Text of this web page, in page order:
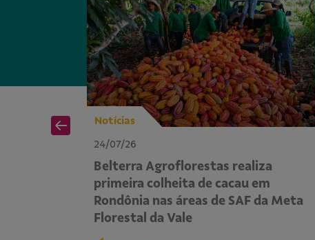
Notícias
24/07/26
Belterra Agroflorestas realiza
primeira colheita de cacau em
Rondônia nas áreas de SAF da Meta
Florestal da Vale